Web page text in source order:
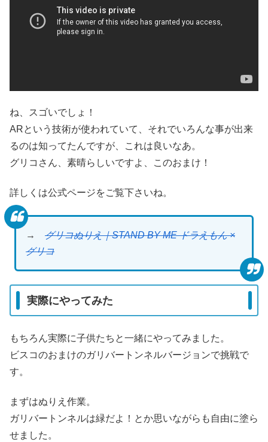
ね、スゴいでしょ！
ARという技術が使われていて、それでいろんな事が出来
るのは知ってたんですが、これは良いなあ。
グリコさん、素晴らしいですよ、このおまけ！
詳しくは公式ページをご覧下さいね。
→ グリコぬりえ｜STAND BY ME ドラえもん ×
グリコ
実際にやってみた
もちろん実際に子供たちと一緒にやってみました。
ビスコのおまけのガリバートンネルバージョンで挑戦で
す。
まずはぬりえ作業。
ガリバートンネルは緑だよ！とか思いながらも自由に塗ら
せました。